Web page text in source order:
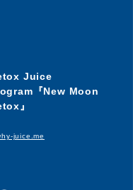
Juice
『New Moon
』
juice.me